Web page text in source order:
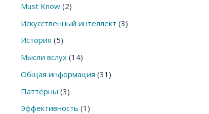
Must Know (2)
Искусственный интеллект (3)
История (5)
Мысли вслух (14)
Общая информация (31)
Паттерны (3)
Эффективность (1)